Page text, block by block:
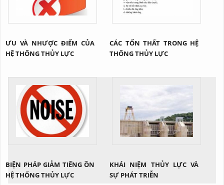
ƯU VÀ NHƯỢC ĐIỂM CỦA
HỆ THỐNG THỦY LỰC
CÁC TỔN THẤT TRONG HỆ
THỐNG THỦY LỰC
BIỆN PHÁP GIẢM TIẾNG ỒN
HỆ THỐNG THỦY LỰC
KHÁI NIỆM THỦY LỰC VÀ
SỰ PHÁT TRIỄN